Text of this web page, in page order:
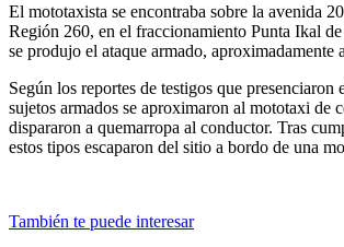
El mototaxista se encontraba sobre la avenida
Región 260, en el fraccionamiento Punta Ikal de
se produjo el ataque armado, aproximadamente
Según los reportes de testigos que presenciaron
sujetos armados se aproximaron al mototaxi de
dispararon a quemarropa al conductor. Tras
estos tipos escaparon del sitio a bordo de una
También te puede interesar